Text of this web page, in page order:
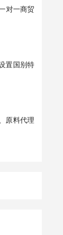
对一商贸
置国别特
原料代理